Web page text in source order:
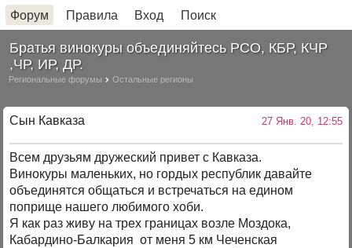
Форум Правила Вход Поиск
Братья винокуры объединяйтесь РСО, КБР, КЧР
,ЧР, ИР, ДР.
Региональные форумы Остальные регионы
Сын Кавказа 27 Янв. 20, 12:55
Всем друзьям дружеский привет с Кавказа.
Винокуры маленьких, но гордых республик давайте
объединятся общаться и встречаться на едином
поприще нашего любимого хоби.
Я как раз живу на трех границах возле Моздока,
Кабардино-Балкария от меня 5 км Чеченская